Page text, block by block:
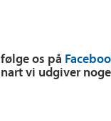
os på
vi udgiver